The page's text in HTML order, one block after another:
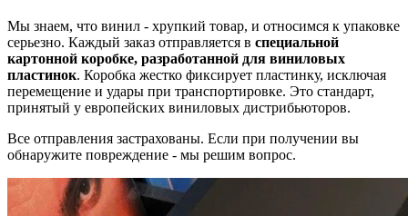
Мы знаем, что винил - хрупкий товар, и относимся к упаковке
серьезно. Каждый заказ отправляется в специальной
картонной коробке, разработанной для виниловых
пластинок. Коробка жестко фиксирует пластинку, исключая
перемещение и удары при транспортировке. Это стандарт,
принятый у европейских виниловых дистрибьюторов.
Все отправления застрахованы. Если при получении вы
обнаружите повреждение - мы решим вопрос.